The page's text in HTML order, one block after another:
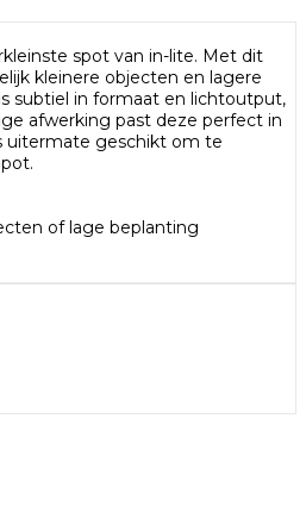
spot van in-lite. Met dit
kleinere objecten en lagere
subtiel in formaat en lichtoutput,
afwerking past deze perfect in
uitermate geschikt om te
of lage beplanting